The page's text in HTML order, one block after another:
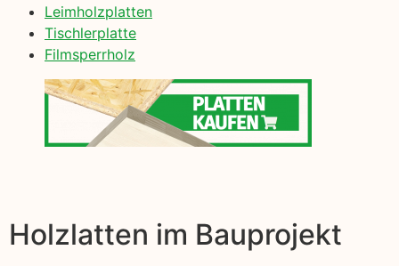
Leimholzplatten
Tischlerplatte
Filmsperrholz
Holzlatten im Bauprojekt